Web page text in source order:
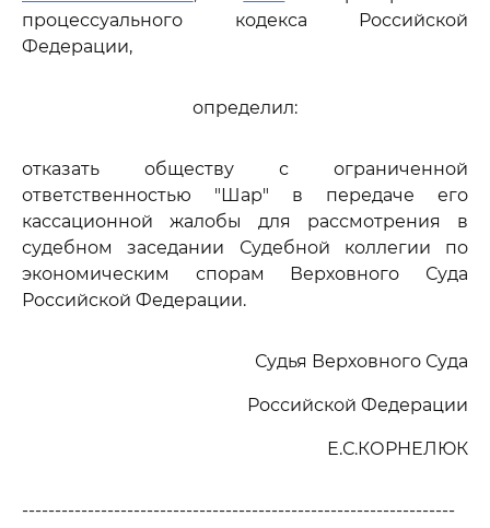
процессуального кодекса Российской
Федерации,
определил:
отказать обществу с ограниченной
ответственностью "Шар" в передаче его
кассационной жалобы для рассмотрения в
судебном заседании Судебной коллегии по
экономическим спорам Верховного Суда
Российской Федерации.
Судья Верховного Суда
Российской Федерации
Е.С.КОРНЕЛЮК
------------------------------------------------------------------